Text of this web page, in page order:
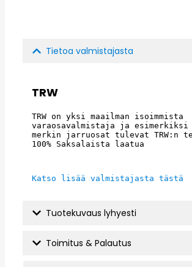
Tietoa valmistajasta
TRW
TRW on yksi maailman isoimmista
varaosavalmistaja ja esimerkiksi
merkin jarruosat tulevat TRW:n
100% Saksalaista laatua
Katso lisää valmistajasta tästä
Tuotekuvaus lyhyesti
Toimitus & Palautus